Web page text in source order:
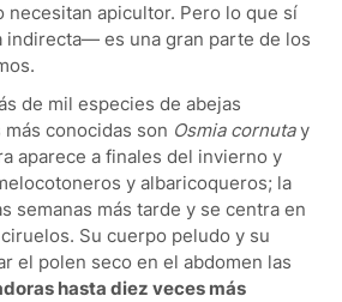
necesitan apicultor. Pero lo que sí
es una gran parte de los
de mil especies de abejas
conocidas son Osmia cornutay
aparece a finales del invierno y
y albaricoqueros; la
semanas más tarde y se centra en
Su cuerpo peludo y su
el polen seco en el abdomen las
hasta diez veces más